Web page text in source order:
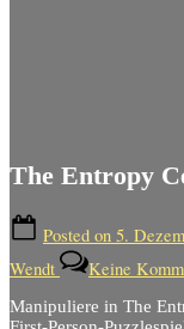
The Entropy
Posted on 5.
Wendt
Keine
Manipuliere in The